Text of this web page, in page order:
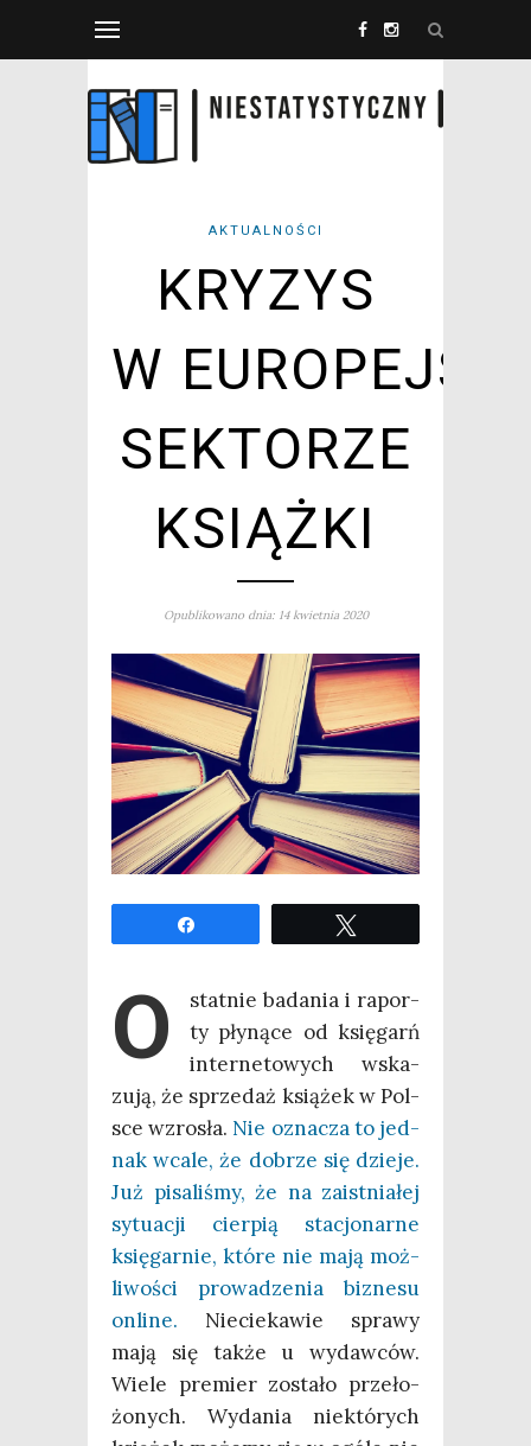
AKTUALNOŚCI
KRYZYS
W
SEKTORZE
KSIĄŻKI
Opublikowano dnia: 14 kwietnia 2020
O
stat­nie bada­nia i rapor­
ty pły­ną­ce od księ­garń
inter­ne­to­wych wska­
zu­ją, że sprze­daż ksią­żek w Pol­
sce wzro­sła. Nie ozna­cza to jed­
nak wca­le, że dobrze się dzie­je.
Już pisa­li­śmy, że na zaist­nia­łej
sytu­acji cier­pią sta­cjo­nar­ne
księ­gar­nie, któ­re nie mają moż­
li­wo­ści pro­wa­dze­nia biz­ne­su
onli­ne. Nie­cie­ka­wie spra­wy
mają się tak­że u wydaw­ców.
Wie­le pre­mier zosta­ło prze­ło­
żo­nych. Wyda­nia nie­któ­rych